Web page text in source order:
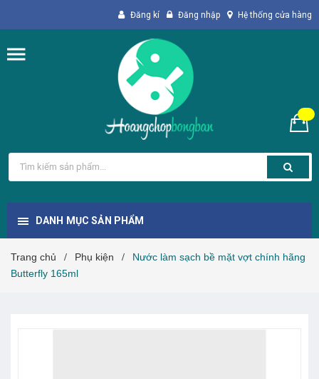
Đăng kí Đăng nhập Hệ thống cửa hàng
DANH MỤC SẢN PHẨM
Trang chủ / Phụ kiện /
Nước làm sạch bề mặt vợt chính hãng
Butterfly 165ml